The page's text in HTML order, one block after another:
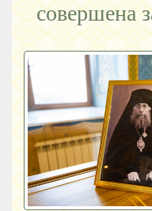
совершена